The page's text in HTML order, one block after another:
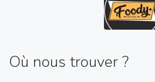
Où nous trouver ?